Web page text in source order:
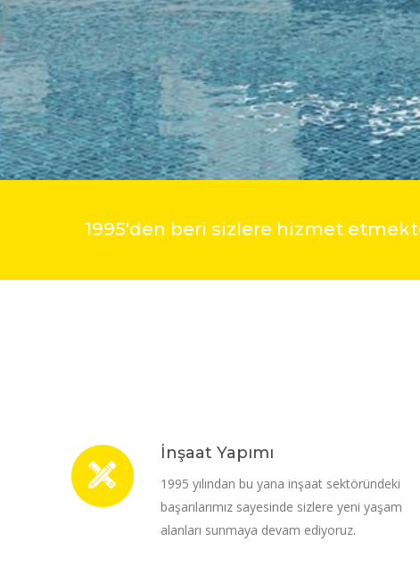
1995'den beri sizlere hizmet
İnşaat Yapımı
1995 yılından bu yana inşaat sektöründeki
başarılarımız sayesinde sizlere yeni yaşam
alanları sunmaya devam ediyoruz.